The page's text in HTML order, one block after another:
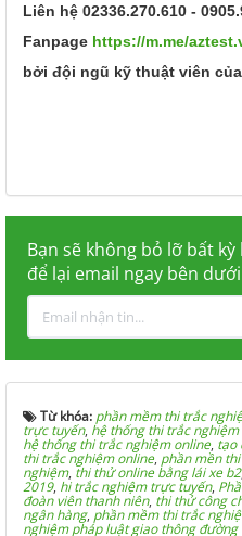
Liên hệ 02336.270.610 -
Fanpage https://m.me/
bởi đội ngũ kỹ thuật viên
Bạn sẽ không bỏ lỡ bất
để lại email ngay bên
Từ khóa: phần mềm thi trắc
trực tuyến, hệ thống thi trắc
hệ thống thi trắc nghiệm online, tạo
thi trắc nghiệm online, phần mền
nghiệm, thi thử online bằng lái xe b2,
2019, hi trắc nghiệm trực tuyến,
đoàn viên thanh niên, thi thử công
ngân hàng, phần mềm thi trắc
nghiệm pháp luật giao thông đường